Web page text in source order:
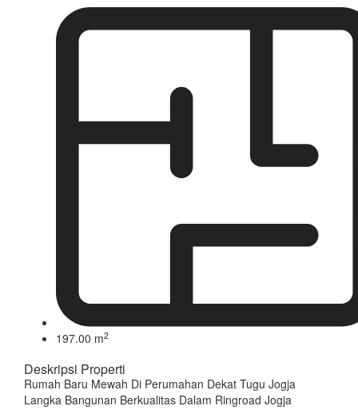
197.00 m2
Deskripsi Properti
Rumah Baru Mewah Di Perumahan Dekat Tugu Jogja
Langka Bangunan Berkualitas Dalam Ringroad Jogja